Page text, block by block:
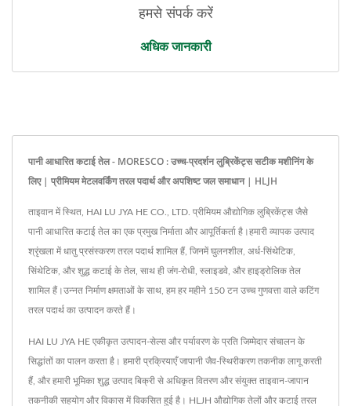
हमसे संपर्क करें
अधिक जानकारी
पानी आधारित कटाई तेल - MORESCO : उच्च-प्रदर्शन लुब्रिकेंट्स सटीक मशीनिंग के
लिए | प्रीमियम मेटलवर्किंग तरल पदार्थ और अपशिष्ट जल समाधान | HLJH
ताइवान में स्थित, HAI LU JYA HE CO., LTD. प्रीमियम औद्योगिक लुब्रिकेंट्स जैसे
पानी आधारित कटाई तेल का एक प्रमुख निर्माता और आपूर्तिकर्ता है।हमारी व्यापक उत्पाद
श्रृंखला में धातु प्रसंस्करण तरल पदार्थ शामिल हैं, जिनमें घुलनशील, अर्ध-सिंथेटिक,
सिंथेटिक, और शुद्ध कटाई के तेल, साथ ही जंग-रोधी, स्लाइडवे, और हाइड्रोलिक तेल
शामिल हैं।उन्नत निर्माण क्षमताओं के साथ, हम हर महीने 150 टन उच्च गुणवत्ता वाले कटिंग
तरल पदार्थ का उत्पादन करते हैं।
HAI LU JYA HE एकीकृत उत्पादन-सेल्स और पर्यावरण के प्रति जिम्मेदार संचालन के
सिद्धांतों का पालन करता है। हमारी प्रक्रियाएँ जापानी जैव-स्थिरीकरण तकनीक लागू करती
हैं, और हमारी भूमिका शुद्ध उत्पाद बिक्री से अधिकृत वितरण और संयुक्त ताइवान-जापान
तकनीकी सहयोग और विकास में विकसित हुई है। HLJH औद्योगिक तेलों और कटाई तरल